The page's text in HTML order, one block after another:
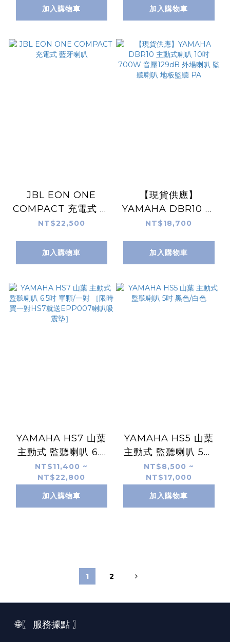
加入購物車
喇叭 內建無線麥克風
街頭 街舞 派對喇叭 戶
便攜式 派對燈光藍牙
喇叭 GBL 688
加入購物車
JBL EON ONE
COMPACT 充電式 藍
牙喇叭
NT$22,500
加入購物車
【現貨供應】
YAMAHA DBR10 主
動式喇叭 10吋 700W
監聽喇叭 地板監聽
PA
NT$18,700
加入購物車
YAMAHA HS7 山葉
主動式 監聽喇叭 6.5
吋 單顆/一對 ［限時買
一對HS7就送
EPP007喇叭吸震
墊］
NT$11,400 ~
NT$22,800
加入購物車
YAMAHA HS5 山葉
主動式 監聽喇叭 5吋
黑色/白色
NT$8,500 ~
NT$17,000
加入購物車
1 2
🌐〖 服務據點 〗